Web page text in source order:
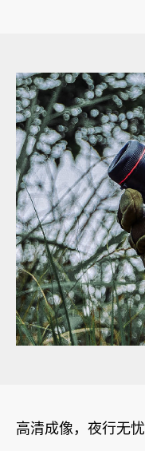
高清成像，夜行无忧